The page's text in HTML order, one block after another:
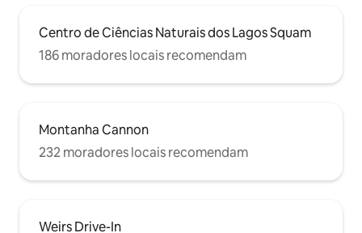
Centro de Ciências Naturais dos Lagos Squam
186 moradores locais recomendam
Montanha Cannon
232 moradores locais recomendam
Weirs Drive-In